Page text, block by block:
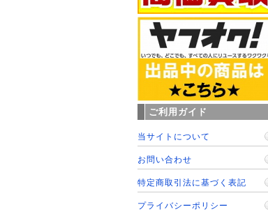
ご利用ガイド
当サイトについて
お問い合わせ
特定商取引法に基づく表記
プライバシーポリシー